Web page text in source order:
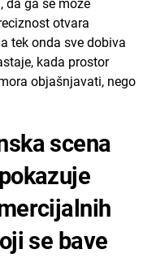
da ga se može
otvara
tek onda sve dobiva
kada prostor
objašnjavati, nego
scena
se bave